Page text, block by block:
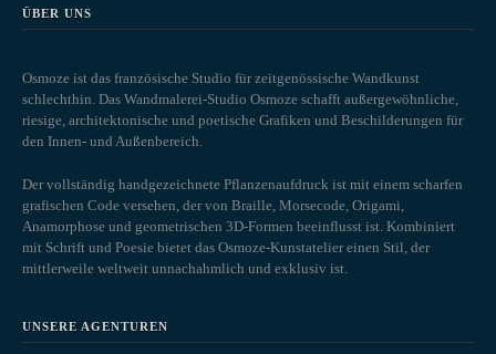
ÜBER UNS
Osmoze ist das französische Studio für zeitgenössische Wandkunst
schlechthin. Das Wandmalerei-Studio Osmoze schafft außergewöhnliche,
riesige, architektonische und poetische Grafiken und Beschilderungen für
den Innen- und Außenbereich.
Der vollständig handgezeichnete Pflanzenaufdruck ist mit einem scharfen
grafischen Code versehen, der von Braille, Morsecode, Origami,
Anamorphose und geometrischen 3D-Formen beeinflusst ist. Kombiniert
mit Schrift und Poesie bietet das Osmoze-Kunstatelier einen Stil, der
mittlerweile weltweit unnachahmlich und exklusiv ist.
UNSERE AGENTUREN